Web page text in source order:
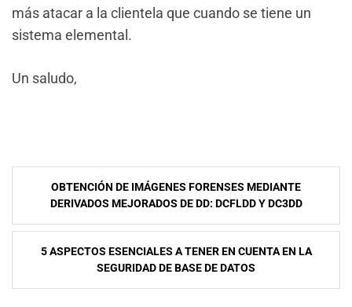
más atacar a la clientela que cuando se tiene un
sistema elemental.
Un saludo,
NavegaciÃ³n
entradas
OBTENCIÓN DE IMÁGENES FORENSES MEDIANTE
DERIVADOS MEJORADOS DE DD: DCFLDD Y DC3DD
5 ASPECTOS ESENCIALES A TENER EN CUENTA EN LA
SEGURIDAD DE BASE DE DATOS